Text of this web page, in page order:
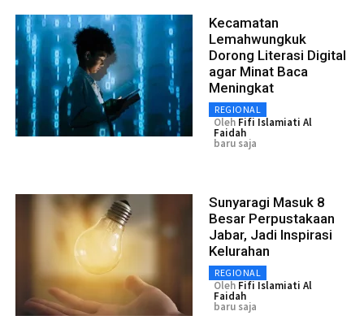
Kecamatan
Lemahwungkuk
Dorong Literasi Digital
agar Minat Baca
Meningkat
REGIONAL
Oleh Fifi Islamiati Al
Faidah
baru saja
Sunyaragi Masuk 8
Besar Perpustakaan
Jabar, Jadi Inspirasi
Kelurahan
REGIONAL
Oleh Fifi Islamiati Al
Faidah
baru saja